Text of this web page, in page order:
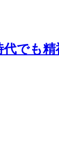
代でも